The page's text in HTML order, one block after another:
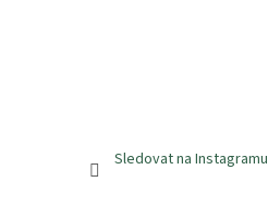
Sledovat na Instagramu